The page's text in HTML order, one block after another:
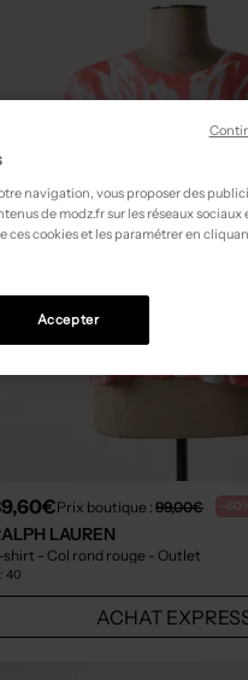
Prix boutique : 99,00€ -
LAUREN
shirt - Col rond rouge - Outlet
40
ACHAT
navigation, vous proposer des
de modz.fr sur les réseaux sociaux
ces cookies et les paramétrer en
Accepter